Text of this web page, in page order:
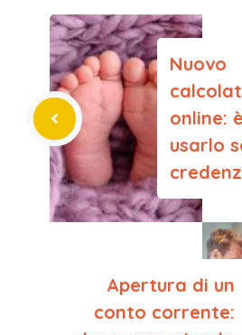
Nuovo
online:
usarlo
Apertura di un
conto corrente: